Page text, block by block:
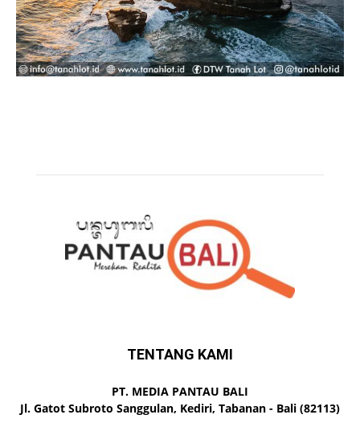
TENTANG KAMI
PT. MEDIA PANTAU BALI
Jl. Gatot Subroto Sanggulan, Kediri, Tabanan - Bali (82113)